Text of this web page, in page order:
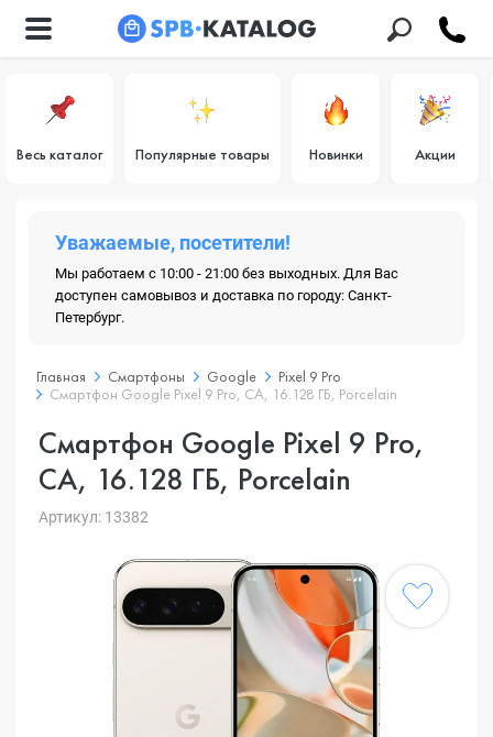
Весь каталог Популярные товары Новинки Акции
Уважаемые, посетители!
Мы работаем с 10:00 - 21:00 без выходных. Для Вас
доступен самовывоз и доставка по городу: Санкт-
Петербург.
Главная Смартфоны Google
Pixel 9 Pro
Смартфон Google Pixel 9 Pro, CA, 16.128 ГБ, Porcelain
Смартфон Google Pixel 9 Pro,
CA, 16.128 ГБ, Porcelain
Артикул: 13382